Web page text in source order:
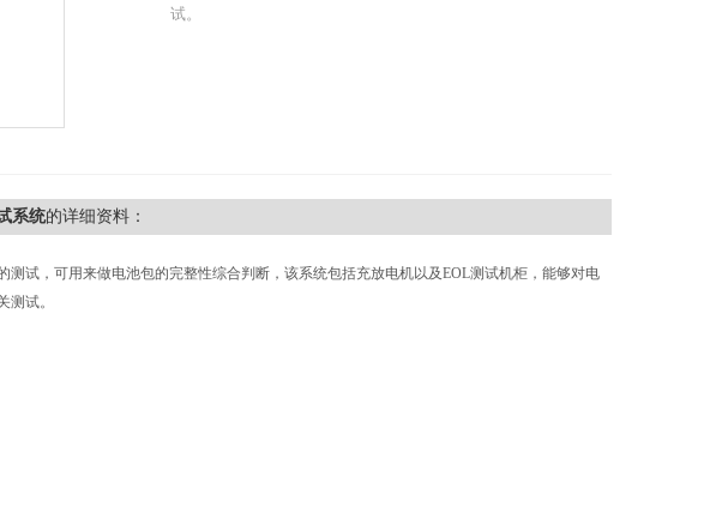
试。
系统的详细资料：
测试，可用来做电池包的完整性综合判断，该系统包括充放电机以及EOL测试机柜，能够对电
试。